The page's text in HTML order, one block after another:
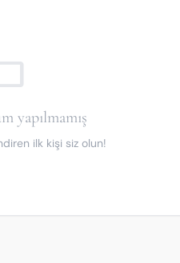
yapılmamış
ilk kişi siz olun!